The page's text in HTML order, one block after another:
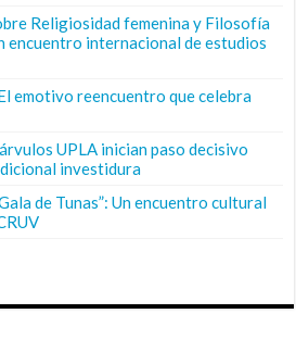
Religiosidad femenina y Filosofía
encuentro internacional de estudios
emotivo reencuentro que celebra
UPLA inician paso decisivo
investidura
de Tunas”: Un encuentro cultural